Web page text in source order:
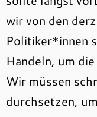
wir von den
Politiker*innen
Handeln, um
Wir müssen
durchsetzen,